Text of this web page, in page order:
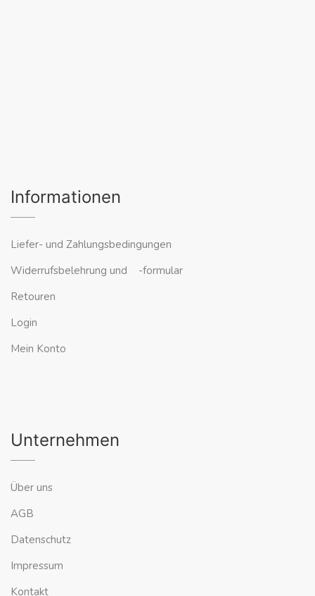
Informationen
Liefer- und Zahlungsbedingungen
Widerrufsbelehrung und -formular
Retouren
Login
Mein Konto
Unternehmen
Über uns
AGB
Datenschutz
Impressum
Kontakt